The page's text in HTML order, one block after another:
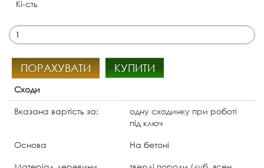
Кі-сть
ПОРАХУВАТИ КУПИТИ
Сходи
Вказана вартість за:
одну сходинку при роботі
під ключ
Основа
На бетоні